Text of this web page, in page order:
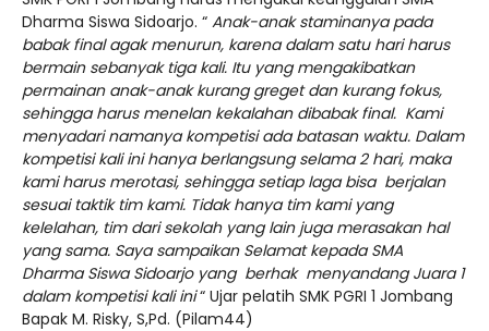
Dharma Siswa Sidoarjo. “ Anak-anak staminanya pada
babak final agak menurun, karena dalam satu hari harus
bermain sebanyak tiga kali. Itu yang mengakibatkan
permainan anak-anak kurang greget dan kurang fokus,
sehingga harus menelan kekalahan dibabak final. Kami
menyadari namanya kompetisi ada batasan waktu. Dalam
kompetisi kali ini hanya berlangsung selama 2 hari, maka
kami harus merotasi, sehingga setiap laga bisa berjalan
sesuai taktik tim kami. Tidak hanya tim kami yang
kelelahan, tim dari sekolah yang lain juga merasakan hal
yang sama. Saya sampaikan Selamat kepada SMA
Dharma Siswa Sidoarjo yang berhak menyandang Juara 1
dalam kompetisi kali ini“ Ujar pelatih SMK PGRI 1 Jombang
Bapak M. Risky, S,Pd. (Pilam44)